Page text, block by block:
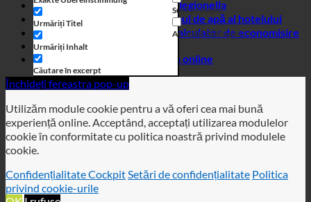
Urmăriți Inhalt
Căutare în excerpt
Magazin online
Închideți fereastra pop-up
Utilizăm module cookie pentru a vă oferi cea mai bună
experiență online. Acceptând, acceptați utilizarea modulelor
cookie.
Confidențialitate Cockpit Setări de confidențialitatePolitica
privind cookie-urile
Închideți fereastra pop-up
Setări de confidențialitate salvate!